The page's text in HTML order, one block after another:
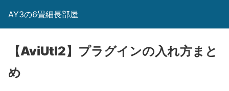
AY3の6畳細長部屋
【AviUtl2】プラグインの入れ方まと
め